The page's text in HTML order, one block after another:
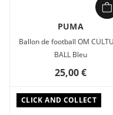
PUMA
Ballon de football OM
BALL Bleu
25,00 €
CLICK AND COLLECT